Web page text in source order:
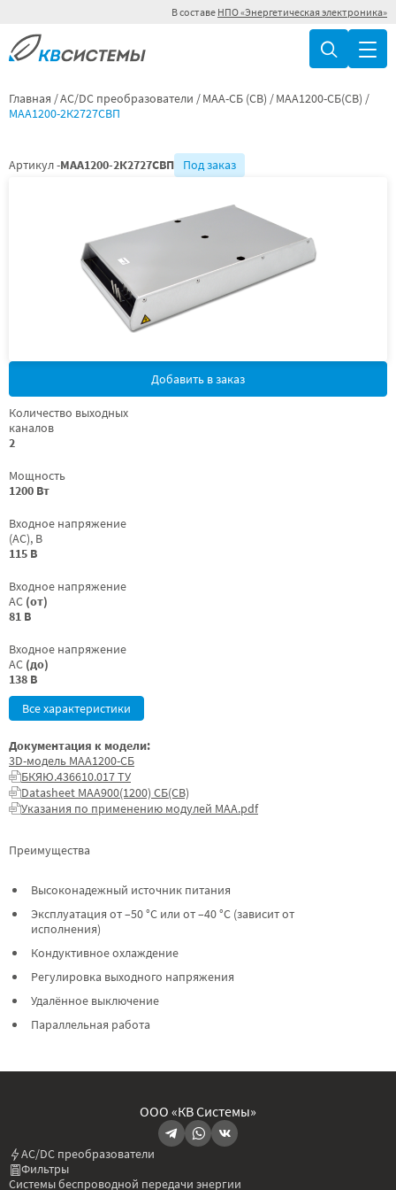
В составе НПО «Энергетическая электроника»
Главная AC/DC преобразователи МАА-СБ (СВ)
МАА1200-СБ(СВ)
МАА1200-2К2727СВП
Артикул -МАА1200-2К2727СВП Под заказ
Добавить в заказ
Количество выходных
каналов
2
Мощность
1200 Вт
Входное напряжение
(AC), В
115 В
Входное напряжение
AC (от)
81 В
Входное напряжение
AC (до)
138 В
Все характеристики
Преимущества
Высоконадежный источник питания
Эксплуатация от –50 °C или от –40 °C (зависит от
исполнения)
Кондуктивное охлаждение
Регулировка выходного напряжения
Удалённое выключение
Параллельная работа
Документация к модели:
3D-модель МАА1200-СБ
БКЯЮ.436610.017 ТУ
Datasheet МАА900(1200) СБ(СВ)
Указания по применению модулей МАА.pdf
ООО «КВ Системы»
AC/DC преобразователи
Фильтры
Системы беспроводной передачи энергии